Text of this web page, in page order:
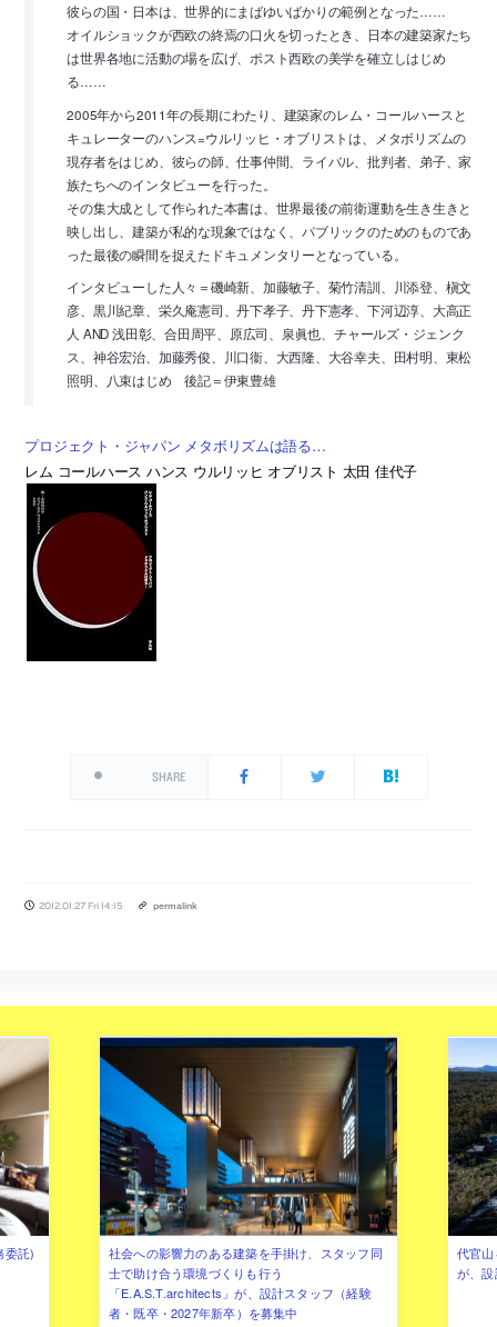
彼らの国・日本は、世界的にまばゆいばかりの範例となった……
オイルショックが西欧の終焉の口火を切ったとき、日本の建築家たち
は世界各地に活動の場を広げ、ポスト西欧の美学を確立しはじめ
る……
2005年から2011年の長期にわたり、建築家のレム・コールハースと
キュレーターのハンス=ウルリッヒ・オブリストは、メタボリズムの
現存者をはじめ、彼らの師、仕事仲間、ライバル、批判者、弟子、家
族たちへのインタビューを行った。
その集大成として作られた本書は、世界最後の前衛運動を生き生きと
映し出し、建築が私的な現象ではなく、パブリックのためのものであ
った最後の瞬間を捉えたドキュメンタリーとなっている。
インタビューした人々＝磯崎新、加藤敏子、菊竹清訓、川添登、槇文
彦、黒川紀章、栄久庵憲司、丹下孝子、丹下憲孝、下河辺淳、大高正
人 AND 浅田彰、合田周平、原広司、泉眞也、チャールズ・ジェンク
ス、神谷宏治、加藤秀俊、川口衞、大西隆、大谷幸夫、田村明、東松
照明、八束はじめ 後記＝伊東豊雄
プロジェクト・ジャパン メタボリズムは語る…
レム コールハース ハンス ウルリッヒ オブリスト 太田 佳代子
SHARE
2012.01.27 Fri 14:15 permalink
委託)
社会への影響力のある建築を手掛け、スタッフ同
士で助け合う環境づくりも行う
「E.A.S.T.architects」が、設計スタッフ（経験
者・既卒・2027年新卒）を募集中
代官
が、